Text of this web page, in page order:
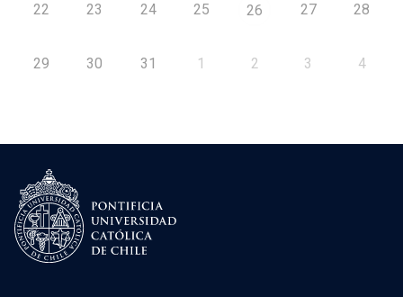
22 23 24 25 26 27 28
29 30 31 1 2 3 4